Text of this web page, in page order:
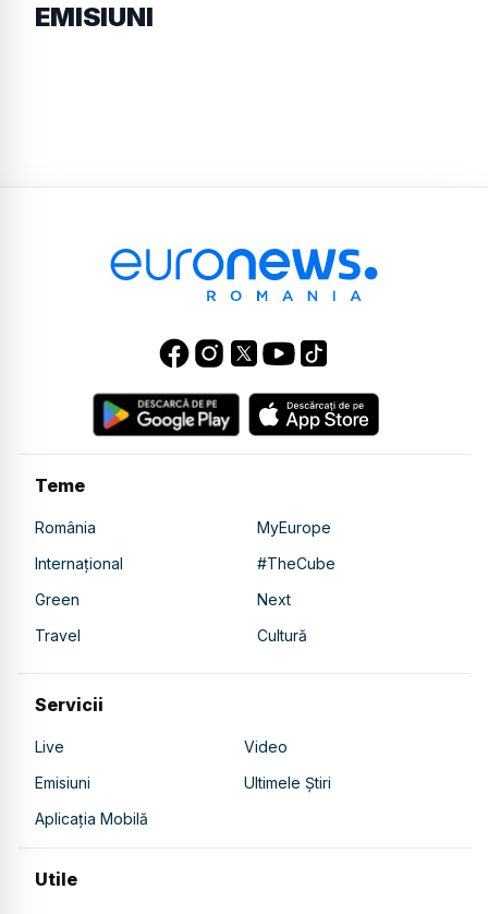
EMISIUNI
Teme
România
MyEurope
Internațional
#TheCube
Green
Next
Travel
Cultură
Servicii
Live
Video
Emisiuni
Ultimele Știri
Aplicația Mobilă
Utile